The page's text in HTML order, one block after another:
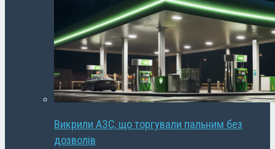
Викрили АЗС, що торгували пальним без
дозволів